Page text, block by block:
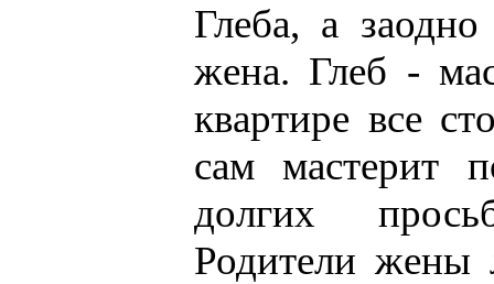
Глеба, а
жена. Глеб -
квартире все
сам мастерит
долгих
Родители жены